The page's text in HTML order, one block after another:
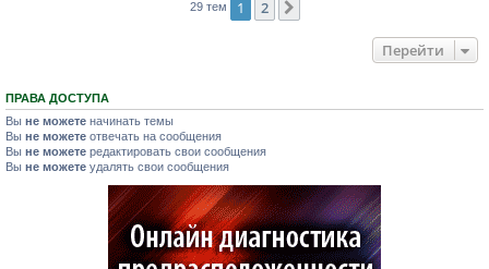
29 тем 1 2
Перейти
ПРАВА ДОСТУПА
Вы не можете начинать темы
Вы не можете отвечать на сообщения
Вы не можете редактировать свои сообщения
Вы не можете удалять свои сообщения